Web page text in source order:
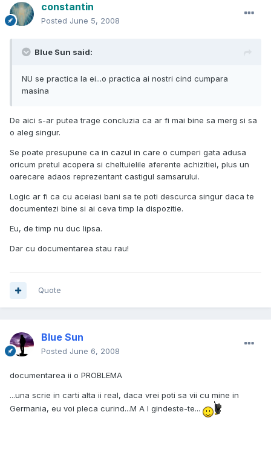
constantin
Posted June 5, 2008
Blue Sun said:
NU se practica la ei...o practica ai nostri cind cumpara
masina
De aici s-ar putea trage concluzia ca ar fi mai bine sa merg si sa
o aleg singur.
Se poate presupune ca in cazul in care o cumperi gata adusa
oricum pretul acopera si cheltuielile aferente achizitiei, plus un
oarecare adaos reprezentant castigul samsarului.
Logic ar fi ca cu aceiasi bani sa te poti descurca singur daca te
documentezi bine si ai ceva timp la dispozitie.
Eu, de timp nu duc lipsa.
Dar cu documentarea stau rau!
Quote
Blue Sun
Posted June 6, 2008
documentarea ii o PROBLEMA
...una scrie in carti alta ii real, daca vrei poti sa vii cu mine in
Germania, eu voi pleca curind...M A I gindeste-te...